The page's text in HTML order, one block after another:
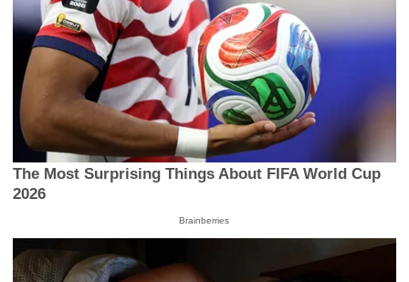
The Most Surprising Things About FIFA World Cup
2026
Brainberries